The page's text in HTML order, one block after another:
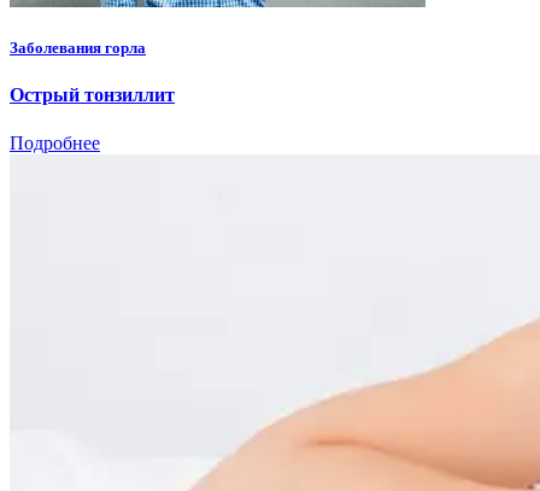
Заболевания горла
Острый тонзиллит
Подробнее